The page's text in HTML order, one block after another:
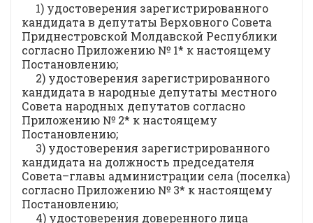
1) удостоверения зарегистрированного
кандидата в депутаты Верховного Совета
Приднестровской Молдавской Республики
согласно Приложению № 1* к настоящему
Постановлению;
2) удостоверения зарегистрированного
кандидата в народные депутаты местного
Совета народных депутатов согласно
Приложению № 2* к настоящему
Постановлению;
3) удостоверения зарегистрированного
кандидата на должность председателя
Совета–главы администрации села (поселка)
согласно Приложению № 3* к настоящему
Постановлению;
4) удостоверения доверенного лица